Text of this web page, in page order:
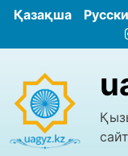
Қазақша